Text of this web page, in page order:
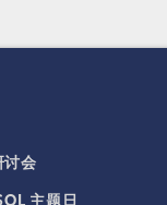
讨会
主题日